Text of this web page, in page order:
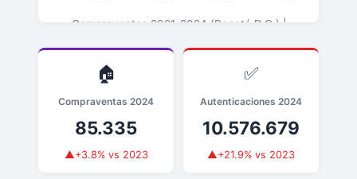
Compraventas 2021-2024 (Bogotá D.C.) |
🏠
Compraventas 2024
85.335
▲+3.8% vs 2023
✅
Autenticaciones 2024
10.576.679
▲+21.9% vs 2023